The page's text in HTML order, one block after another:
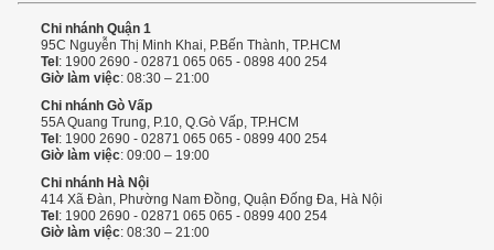
Chi nhánh Quận 1
95C Nguyễn Thị Minh Khai, P.Bến Thành, TP.HCM
Tel: 1900 2690 - 02871 065 065 - 0898 400 254
Giờ làm việc: 08:30 – 21:00
Chi nhánh Gò Vấp
55A Quang Trung, P.10, Q.Gò Vấp, TP.HCM
Tel: 1900 2690 - 02871 065 065 - 0899 400 254
Giờ làm việc: 09:00 – 19:00
Chi nhánh Hà Nội
414 Xã Đàn, Phường Nam Đồng, Quận Đống Đa, Hà Nội
Tel: 1900 2690 - 02871 065 065 - 0899 400 254
Giờ làm việc: 08:30 – 21:00